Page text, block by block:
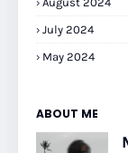
July 2024
May 2024
ABOUT ME